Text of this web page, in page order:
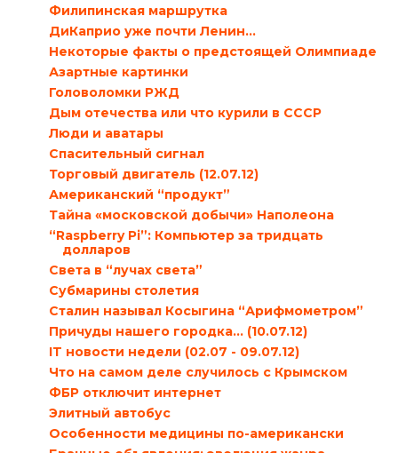
Филипинская маршрутка
ДиКаприо уже почти Ленин…
Некоторые факты о предстоящей Олимпиаде
Азартные картинки
Головоломки РЖД
Дым отечества или что курили в СССР
Люди и аватары
Спасительный сигнал
Торговый двигатель (12.07.12)
Американский “продукт”
Тайна «московской добычи» Наполеона
“Raspberry Pi”: Компьютер за тридцать
долларов
Света в “лучах света”
Субмарины столетия
Сталин называл Косыгина “Арифмометром”
Причуды нашего городка… (10.07.12)
IT новости недели (02.07 - 09.07.12)
Что на самом деле случилось с Крымском
ФБР отключит интернет
Элитный автобус
Особенности медицины по-американски